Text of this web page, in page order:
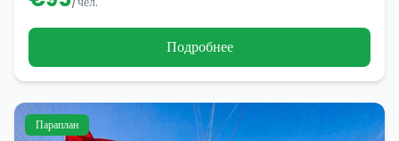
Подробнее
Параплан